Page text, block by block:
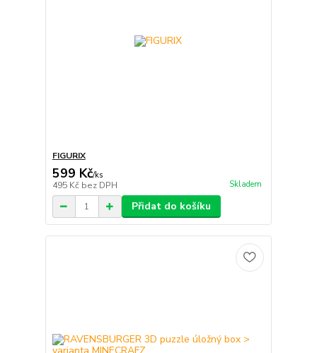
FIGURIX
599 Kč/ks
495 Kč bez DPH Skladem
Přidat do košíku